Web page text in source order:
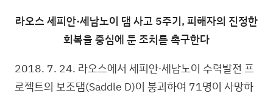
라오스 세피안·세남노이 댐 사고 5주기, 피해자의 진정한
회복을 중심에 둔 조치를 촉구한다
2018. 7. 24. 라오스에서 세피안∙세남노이 수력발전 프
로젝트의 보조댐(Saddle D)이 붕괴하여 71명이 사망하